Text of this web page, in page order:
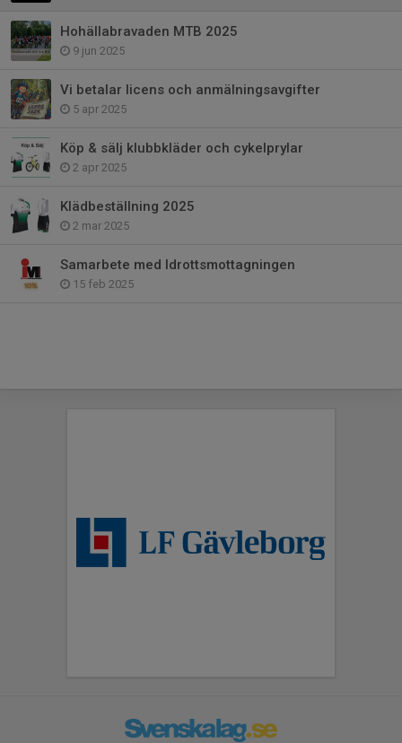
Hohällabravaden MTB 2025
9 jun 2025
Vi betalar licens och anmälningsavgifter
5 apr 2025
Köp & sälj klubbkläder och cykelprylar
2 apr 2025
Klädbeställning 2025
2 mar 2025
Samarbete med Idrottsmottagningen
15 feb 2025